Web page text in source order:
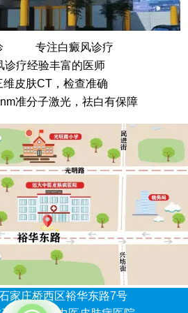
专注白癜风诊疗
诊疗经验丰富的医师
皮肤CT，检查准确
准分子激光，祛白有保障
家庄桥西区裕华东路7号
说下您的症状吗？